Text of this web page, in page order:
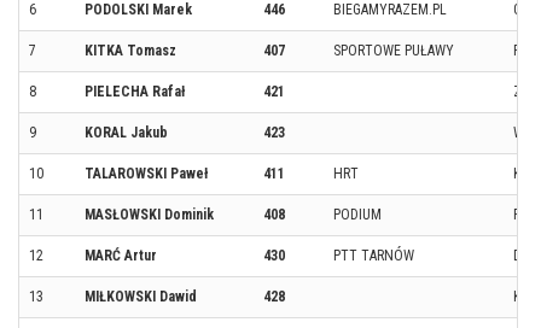
6 PODOLSKI Marek 446 BIEGAMYRAZEM.PL
7 KITKA Tomasz 407 SPORTOWE PUŁAWY
8 PIELECHA Rafał 421
9 KORAL Jakub 423
10 TALAROWSKI Paweł 411 HRT
11 MASŁOWSKI Dominik 408 PODIUM
12 MARĆ Artur 430 PTT TARNÓW
13 MIŁKOWSKI Dawid 428